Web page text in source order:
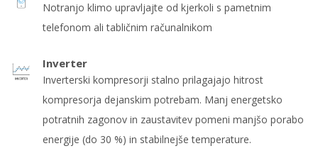
Notranjo klimo upravljajte od kjerkoli s pametnim
telefonom ali tabličnim računalnikom
Inverter
Inverterski kompresorji stalno prilagajajo hitrost
kompresorja dejanskim potrebam. Manj energetsko
potratnih zagonov in zaustavitev pomeni manjšo porabo
energije (do 30 %) in stabilnejše temperature.